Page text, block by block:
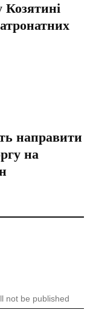
Козятині
направити
на